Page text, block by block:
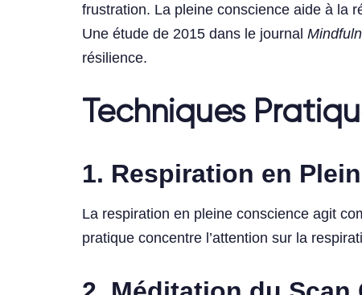
frustration. La pleine conscience aide à la
Une étude de 2015 dans le journal
résilience.
Techniques
1. Respiration en
La respiration en pleine conscience agit
pratique concentre l’attention sur la